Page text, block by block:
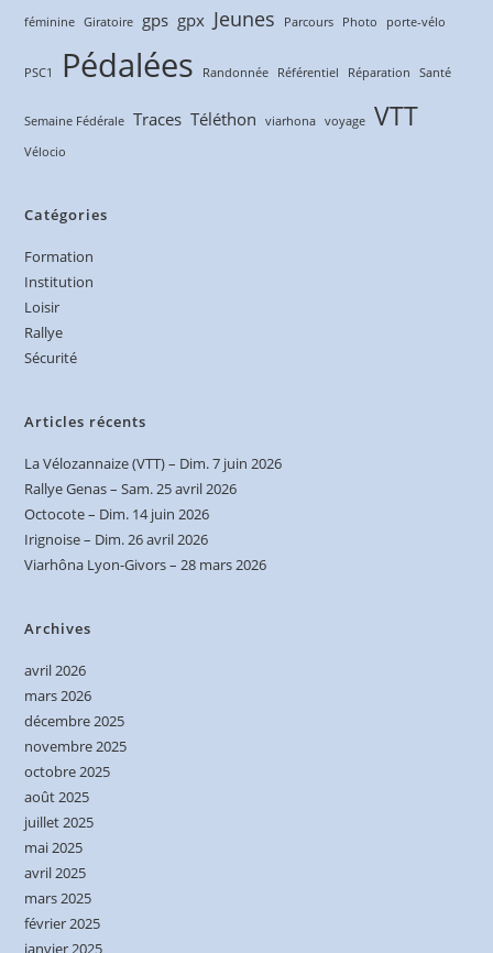
féminine Giratoire gps gpx Jeunes Parcours Photo porte-vélo
PSC1 Pédalées Randonnée Référentiel Réparation Santé
Semaine Fédérale Traces Téléthon viarhona voyage VTT
Vélocio
Catégories
Formation
Institution
Loisir
Rallye
Sécurité
Articles récents
La Vélozannaize (VTT) – Dim. 7 juin 2026
Rallye Genas – Sam. 25 avril 2026
Octocote – Dim. 14 juin 2026
Irignoise – Dim. 26 avril 2026
Viarhôna Lyon-Givors – 28 mars 2026
Archives
avril 2026
mars 2026
décembre 2025
novembre 2025
octobre 2025
août 2025
juillet 2025
mai 2025
avril 2025
mars 2025
février 2025
janvier 2025